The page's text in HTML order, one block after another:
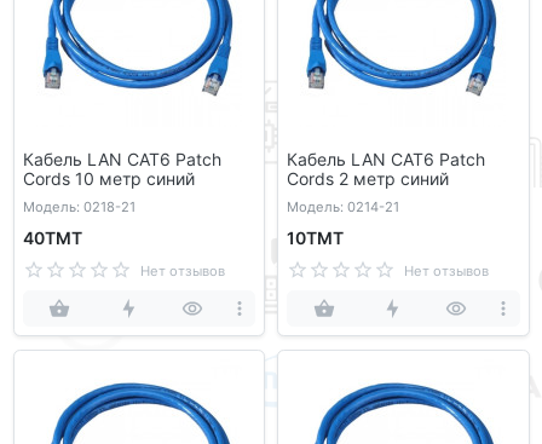
Кабель LAN CAT6 Patch
Cords 10 метр синий
Модель: 0218-21
40ТМТ
Нет отзывов
Кабель LAN CAT6 Patch
Cords 2 метр синий
Модель: 0214-21
10ТМТ
Нет отзывов